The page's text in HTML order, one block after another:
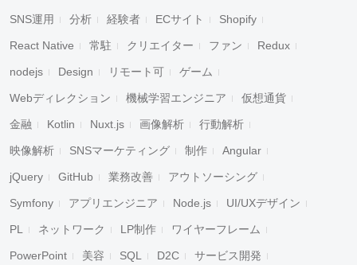
SNS運用 分析 経験者 ECサイト Shopify
React Native 常駐 クリエイター ファン Redux
nodejs Design リモート可 ゲーム
Webディレクション 機械学習エンジニア 仮想通貨
金融 Kotlin Nuxt.js 画像解析 行動解析
映像解析 SNSマーケティング 制作 Angular
jQuery GitHub 業務改善 アウトソーシング
Symfony アプリエンジニア Node.js UI/UXデザイン
PL ネットワーク LP制作 ワイヤーフレーム
PowerPoint 美容 SQL D2C サービス開発